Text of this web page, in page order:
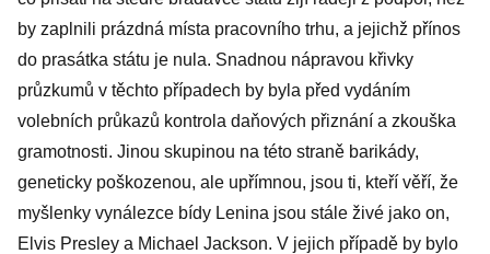
by zaplnili prázdná místa pracovního trhu, a jejichž přínos
do prasátka státu je nula. Snadnou nápravou křivky
průzkumů v těchto případech by byla před vydáním
volebních průkazů kontrola daňových přiznání a zkouška
gramotnosti. Jinou skupinou na této straně barikády,
geneticky poškozenou, ale upřímnou, jsou ti, kteří věří, že
myšlenky vynálezce bídy Lenina jsou stále živé jako on,
Elvis Presley a Michael Jackson. V jejich případě by bylo